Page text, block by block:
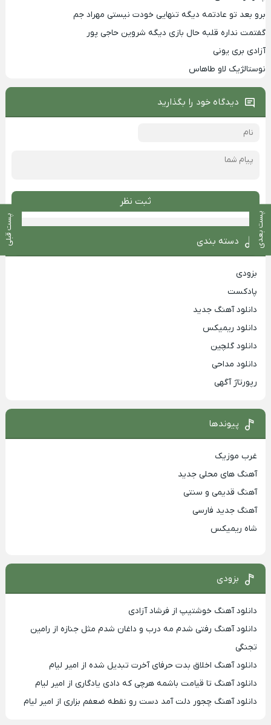
پست بعدی پست قبلی
برو بعد تو عادتمه دیگه تنهایی خودت نیستی مهراد جم
گفتمت نداره قلبه حال بازی دیگه شروین حاجی پور
آزادی بری یونی
نوستالژیک لاو طاهاس
دیدگاه خود را بگذارید
ثبت نظر
دسته بندی
بزودی
پادکست
دانلود آهنگ جدید
دانلود ریمیکس
دانلود گلچین
دانلود مداحی
رپورتاژ آگهی
پیوندها
غرب موزیک
آهنگ های محلی جدید
آهنگ قدیمی و سنتی
آهنگ جدید فارسی
شاه ریمیکس
بزودی
دانلود آهنگ خوشتیپ از فرشاد آزادی
دانلود آهنگ رفتی شدم مه درب و داغان شدم مثل جنازه از رامین
تجنگی
دانلود آهنگ اخلاق بدت حرفای آخرت تبدیل شده از امیر لیام
دانلود آهنگ تا قیامت باشمه هرچی که دادی یادگاری از امیر لیام
دانلود آهنگ چجور دلت آمد دست رو نقطه ضعفم بزاری از امیر لیام